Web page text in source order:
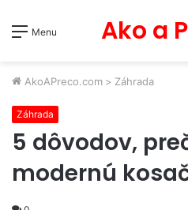
Menu Ako a
AkoAPreco.com > Záhrada
Záhrada
5 dôvodov,
modernú